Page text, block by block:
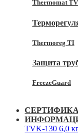
Thermomat
Thermoreg TI
Защита
FreezeGuard
TVK-130 6,0